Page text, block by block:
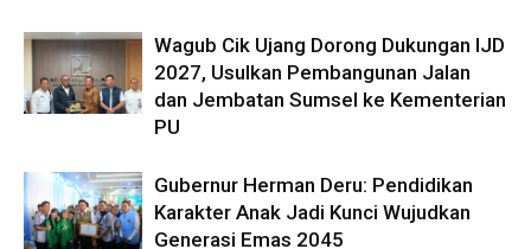
Wagub Cik Ujang Dorong Dukungan IJD
2027, Usulkan Pembangunan Jalan
dan Jembatan Sumsel ke Kementerian
PU
Gubernur Herman Deru: Pendidikan
Karakter Anak Jadi Kunci Wujudkan
Generasi Emas 2045